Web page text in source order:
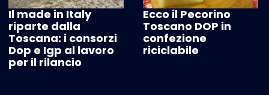
Il made in Italy
riparte dalla
Toscana: i consorzi
Dop e Igp al lavoro
per il rilancio
Ecco il Pecorino
Toscano DOP in
confezione
riciclabile